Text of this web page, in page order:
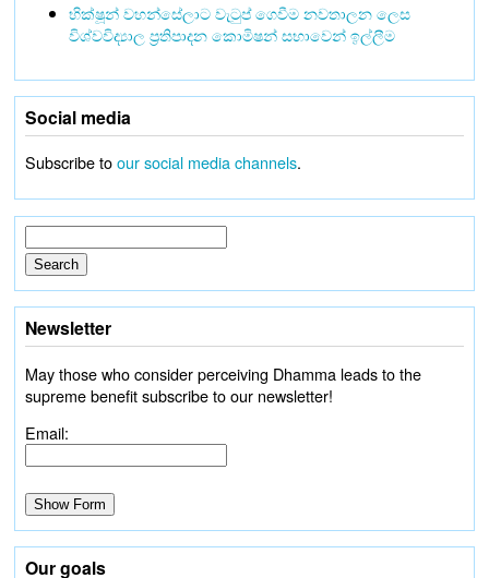
භික්ෂූන් වහන්සේලාට වැටුප් ගෙවීම නවතාලන ලෙස
විශ්වවිද්‍යාල ප්‍රතිපාදන කොමිෂන් සභාවෙන් ඉල්ලීම
Social media
Subscribe toour social media channels.
Newsletter
May those who consider perceiving Dhamma leads to the
supreme benefit subscribe to our newsletter!
Email:
Our goals